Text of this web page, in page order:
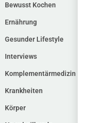
Bewusst Kochen
Ernährung
Gesunder Lifestyle
Interviews
Komplementärmedizin
Krankheiten
Körper